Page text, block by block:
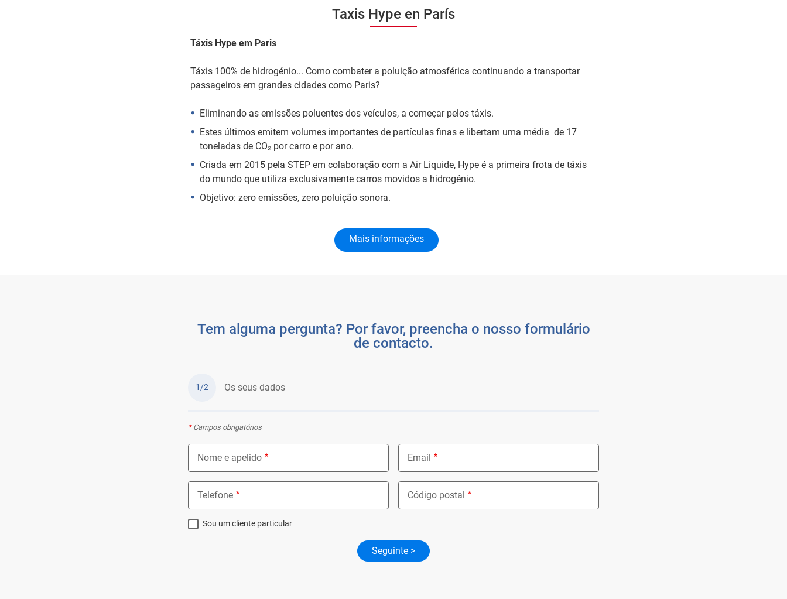
Taxis Hype en París
Táxis Hype em Paris
Táxis 100% de hidrogénio... Como combater a poluição atmosférica continuando a transportar
passageiros em grandes cidades como Paris?
Eliminando as emissões poluentes dos veículos, a começar pelos táxis.
Estes últimos emitem volumes importantes de partículas finas e libertam uma média de 17
toneladas de CO₂ por carro e por ano.
Criada em 2015 pela STEP em colaboração com a Air Liquide, Hype é a primeira frota de táxis
do mundo que utiliza exclusivamente carros movidos a hidrogénio.
Objetivo: zero emissões, zero poluição sonora.
Mais informações
Tem alguma pergunta? Por favor, preencha o nosso formulário
de contacto.
1/2 Os seus dados
*Campos obrigatórios
Nome e apelido Email
Telefone Código postal
Sou um cliente particular